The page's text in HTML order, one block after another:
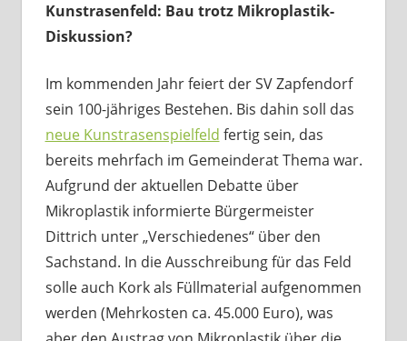
Kunstrasenfeld: Bau trotz Mikroplastik-
Diskussion?
Im kommenden Jahr feiert der SV Zapfendorf
sein 100-jähriges Bestehen. Bis dahin soll das
neue Kunstrasenspielfeld fertig sein, das
bereits mehrfach im Gemeinderat Thema war.
Aufgrund der aktuellen Debatte über
Mikroplastik informierte Bürgermeister
Dittrich unter „Verschiedenes“ über den
Sachstand. In die Ausschreibung für das Feld
solle auch Kork als Füllmaterial aufgenommen
werden (Mehrkosten ca. 45.000 Euro), was